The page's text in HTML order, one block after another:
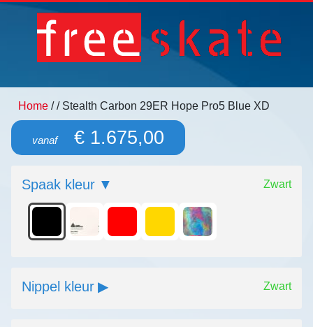
Home // Stealth Carbon 29ER Hope Pro5 Blue XD
vanaf€ 1.675,00
Spaak kleur Zwart
Nippel kleur Zwart